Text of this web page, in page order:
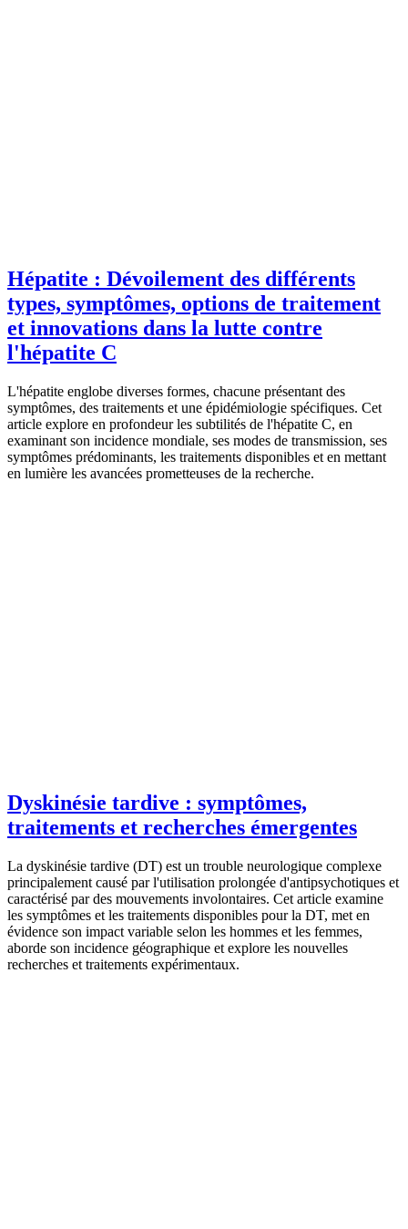
Hépatite : Dévoilement des différents
types, symptômes, options de traitement
et innovations dans la lutte contre
l'hépatite C
L'hépatite englobe diverses formes, chacune présentant des
symptômes, des traitements et une épidémiologie spécifiques. Cet
article explore en profondeur les subtilités de l'hépatite C, en
examinant son incidence mondiale, ses modes de transmission, ses
symptômes prédominants, les traitements disponibles et en mettant
en lumière les avancées prometteuses de la recherche.
Dyskinésie tardive : symptômes,
traitements et recherches émergentes
La dyskinésie tardive (DT) est un trouble neurologique complexe
principalement causé par l'utilisation prolongée d'antipsychotiques et
caractérisé par des mouvements involontaires. Cet article examine
les symptômes et les traitements disponibles pour la DT, met en
évidence son impact variable selon les hommes et les femmes,
aborde son incidence géographique et explore les nouvelles
recherches et traitements expérimentaux.